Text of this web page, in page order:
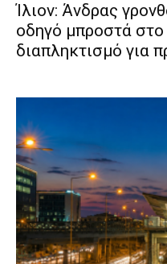
Ίλιον: Άνδρας
οδηγό μπροστά στο
διαπληκτισμό για